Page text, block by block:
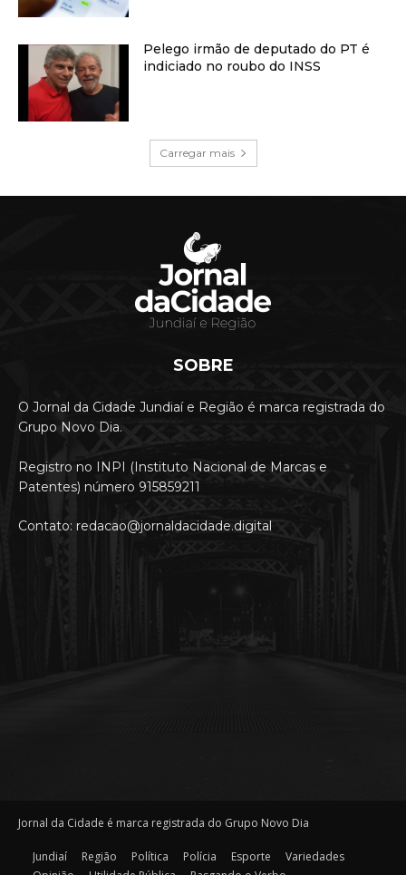
Pelego irmão de deputado do PT é
indiciado no roubo do INSS
Carregar mais
SOBRE
O Jornal da Cidade Jundiaí e Região é marca registrada do
Grupo Novo Dia.
Registro no INPI (Instituto Nacional de Marcas e
Patentes) número 915859211
Contato: redacao@jornaldacidade.digital
Jornal da Cidade é marca registrada do Grupo Novo Dia
Jundiaí Região Política Polícia Esporte
Variedades